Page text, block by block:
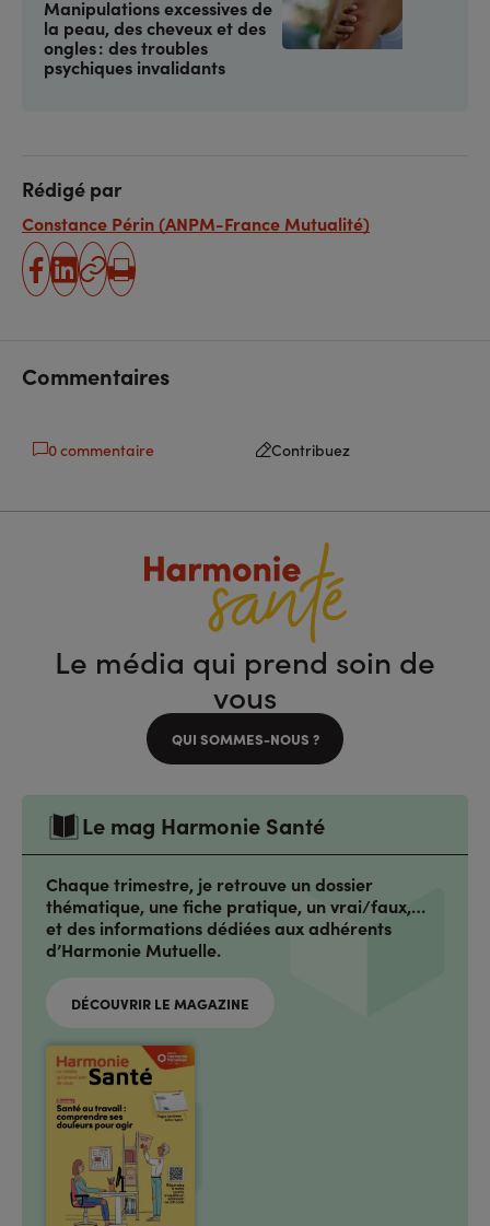
Manipulations excessives de
la peau, des cheveux et des
ongles : des troubles
psychiques invalidants
Rédigé par
Constance Périn (ANPM-France Mutualité)
partager
partager
Copier
Imprimer
Commentaires
0 commentaire Contribuez
Le média qui prend soin de
vous
QUI SOMMES-NOUS ?
Le mag Harmonie Santé
Chaque trimestre, je retrouve un dossier
thématique, une fiche pratique, un vrai/faux,…
et des informations dédiées aux adhérents
d’Harmonie Mutuelle.
DÉCOUVRIR LE MAGAZINE